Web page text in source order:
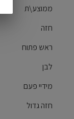
ממוצע\ת
חזה
ראש פתוח
לבן
מידיי פעם
חזה גדול